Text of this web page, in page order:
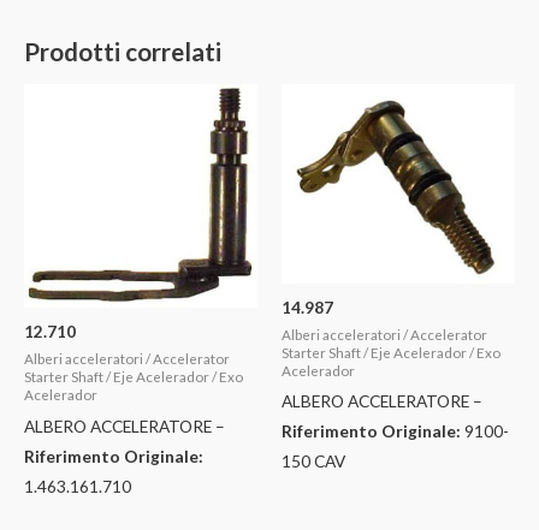
Prodotti correlati
12.710
Alberi acceleratori / Accelerator
Starter Shaft / Eje Acelerador / Exo
Acelerador
ALBERO ACCELERATORE –
Riferimento Originale:
1.463.161.710
14.987
Alberi acceleratori / Accelerator
Starter Shaft / Eje Acelerador / Exo
Acelerador
ALBERO ACCELERATORE –
Riferimento Originale: 9100-
150 CAV